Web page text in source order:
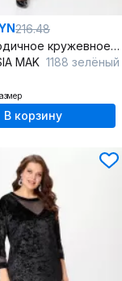
216.48
Круглогодичное кружевное мини платье с V-образным вырезом
MAK 1188 зелёный
В корзину